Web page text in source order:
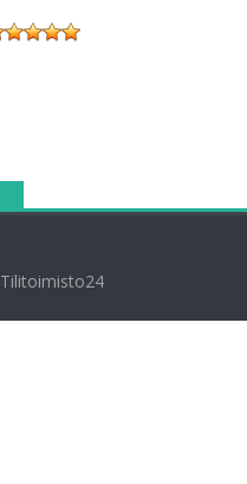
Tilitoimisto24